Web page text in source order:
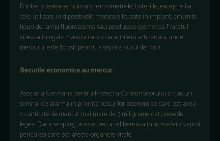
Printre acestea se numara termometrele, bateriile, exceptie fac
cele utilizate in dipozitivele medicale folosite in implant, anumite
tipuri de lampi fluorescente sau produsele cosmetice.Tratatul
vizeaza in egala masura industria aurifera artizanala, unde
mercurul este folosit pentru a separa aurul de roca.
Becurile economice au mercur
Asociatia Germana pentru Protectia Consumatorului a tras un
semnal de alarma in privinta becurilor economice care pot avea
o cantitate de mercur mai mare de 5 miligrame cat prevede
legea. Daca se sparg, aceste becuri elibereaza in atmosfera vapori
periculosi care pot afecta organele vitale.